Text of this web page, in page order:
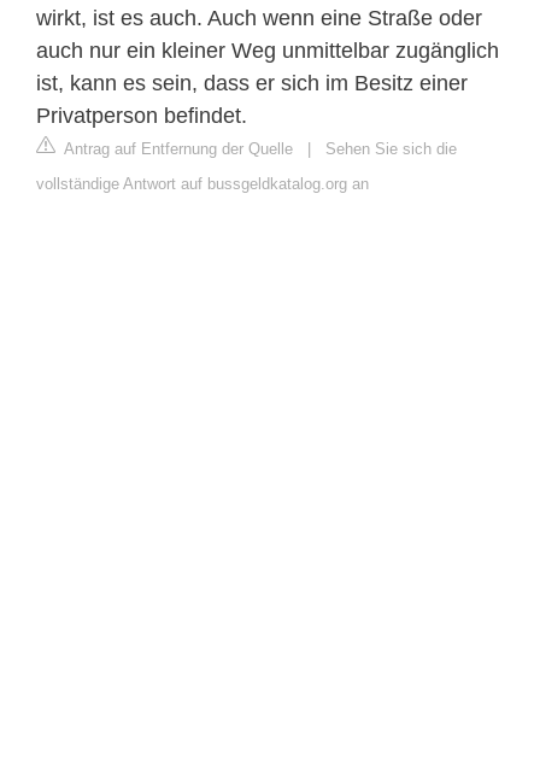
wirkt, ist es auch. Auch wenn eine Straße oder
auch nur ein kleiner Weg unmittelbar zugänglich
ist, kann es sein, dass er sich im Besitz einer
Privatperson befindet.
Antrag auf Entfernung der Quelle | Sehen Sie sich die
vollständige Antwort auf bussgeldkatalog.org an